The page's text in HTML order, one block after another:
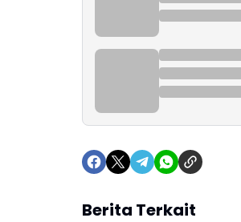
Berita Terkait